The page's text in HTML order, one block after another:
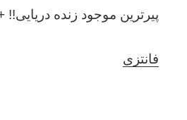
پیرترین موجود زنده
فانتزی